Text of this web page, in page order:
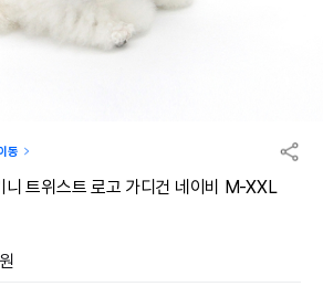
동
니 트위스트 로고 가디건 네이비 M-XXL
원